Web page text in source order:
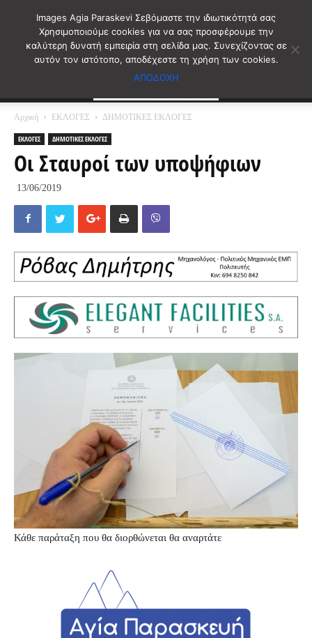
Αρχική ΕΚΛΟΓΕΣ ΔΗΜΟΤΙΚΕΣ ΕΚΛΟΓΕΣ
ΕΚΛΟΓΕΣ ΔΗΜΟΤΙΚΕΣ ΕΚΛΟΓΕΣ
Οι Σταυροί των υποψήφιων
13/06/2019
Κάθε παράταξη που θα διορθώνεται θα αναρτάτε
Images Agia Paraskevi Σεβόμαστε την ιδιωτικότητά σας
Χρησιμοποιούμε cookies για να σας προσφέρουμε την
καλύτερη δυνατή εμπειρία στη σελίδα μας. Συνεχίζοντας σε
αυτόν τον ιστότοπο, αποδέχεστε τη χρήση των cookies.
ΑΠΟΔΟΧΗ